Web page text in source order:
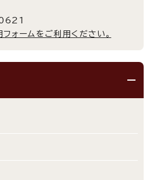
ォームをご利用ください。